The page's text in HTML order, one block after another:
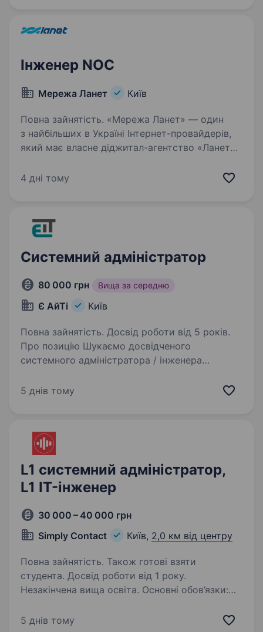
Інженер NOC
Мережа Ланет Київ
Повна зайнятість. «Мережа Ланет» — один
з найбільших в Україні Інтернет-провайдерів,
який має власне діджитал-агентство «Ланет
PRODUCTION», сервіс онлайн-телебачення
4 дні тому
Системний адміністратор
80 000 грн Вища за середню
Є АйТі Київ
Повна зайнятість. Досвід роботи від 5 років.
Про позицію Шукаємо досвідченого
системного адміністратора / інженера
за стабільну роботу, розвиток і безпеку
5 днів тому
L1 системний адміністратор,
L1 IT-інженер
30 000 – 40 000 грн
Simply Contact
Київ, 2,0 км від центру
Повна зайнятість. Також готові взяти
студента. Досвід роботи від 1 року.
Незакінчена вища освіта. Основні обов’язки:
лінія підтримки); Робота в системі Service
5 днів тому